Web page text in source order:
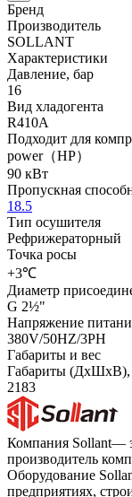
Бренд
Производитель
SOLLANT
Характеристики
Давление, бар
16
Вид хладогента
R410A
Подходит для
power（HP）
90 кВт
Пропускная
18.5
Тип осушителя
Рефрижераторный
Точка росы
+3℃
Диаметр
G 2½"
Напряжение
380V/50HZ/3PH
Габариты и вес
Габариты
2183
Компания Sollant—
производитель
Оборудование
предприятиях,